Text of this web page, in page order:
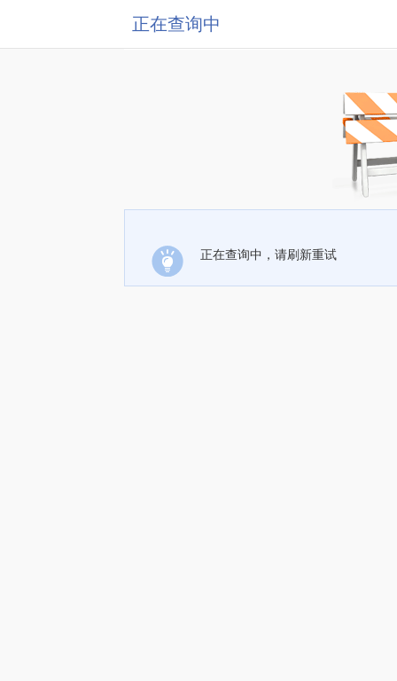
正在查询中
正在查询中，请刷新重试